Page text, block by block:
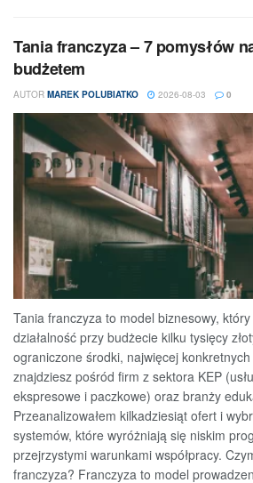
Tania franczyza – 7 pomysłów
budżetem
AUTOR MAREK POLUBIATKO 2026-08-03 0
Tania franczyza to model biznesowy,
działalność przy budżecie kilku tysięcy
ograniczone środki, najwięcej
znajdziesz pośród firm z sektora KEP
ekspresowe i paczkowe) oraz branży
Przeanalizowałem kilkadziesiąt ofert i
systemów, które wyróżniają się niskim
przejrzystymi warunkami współpracy.
franczyza? Franczyza to model